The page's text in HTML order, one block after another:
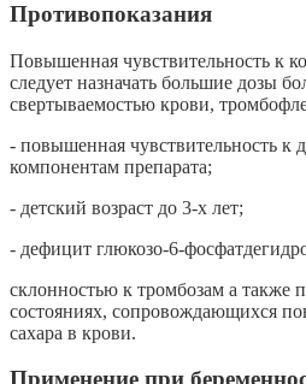
Противопоказания
Повышенная чувствительность к
следует назначать большие дозы
свертываемостью крови,
- повышенная чувствительность к
компонентам препарата;
- детский возраст до 3-х лет;
- дефицит глюкозо-6-
склонностью к тромбозам а также
состояниях, сопровождающихся
сахара в крови.